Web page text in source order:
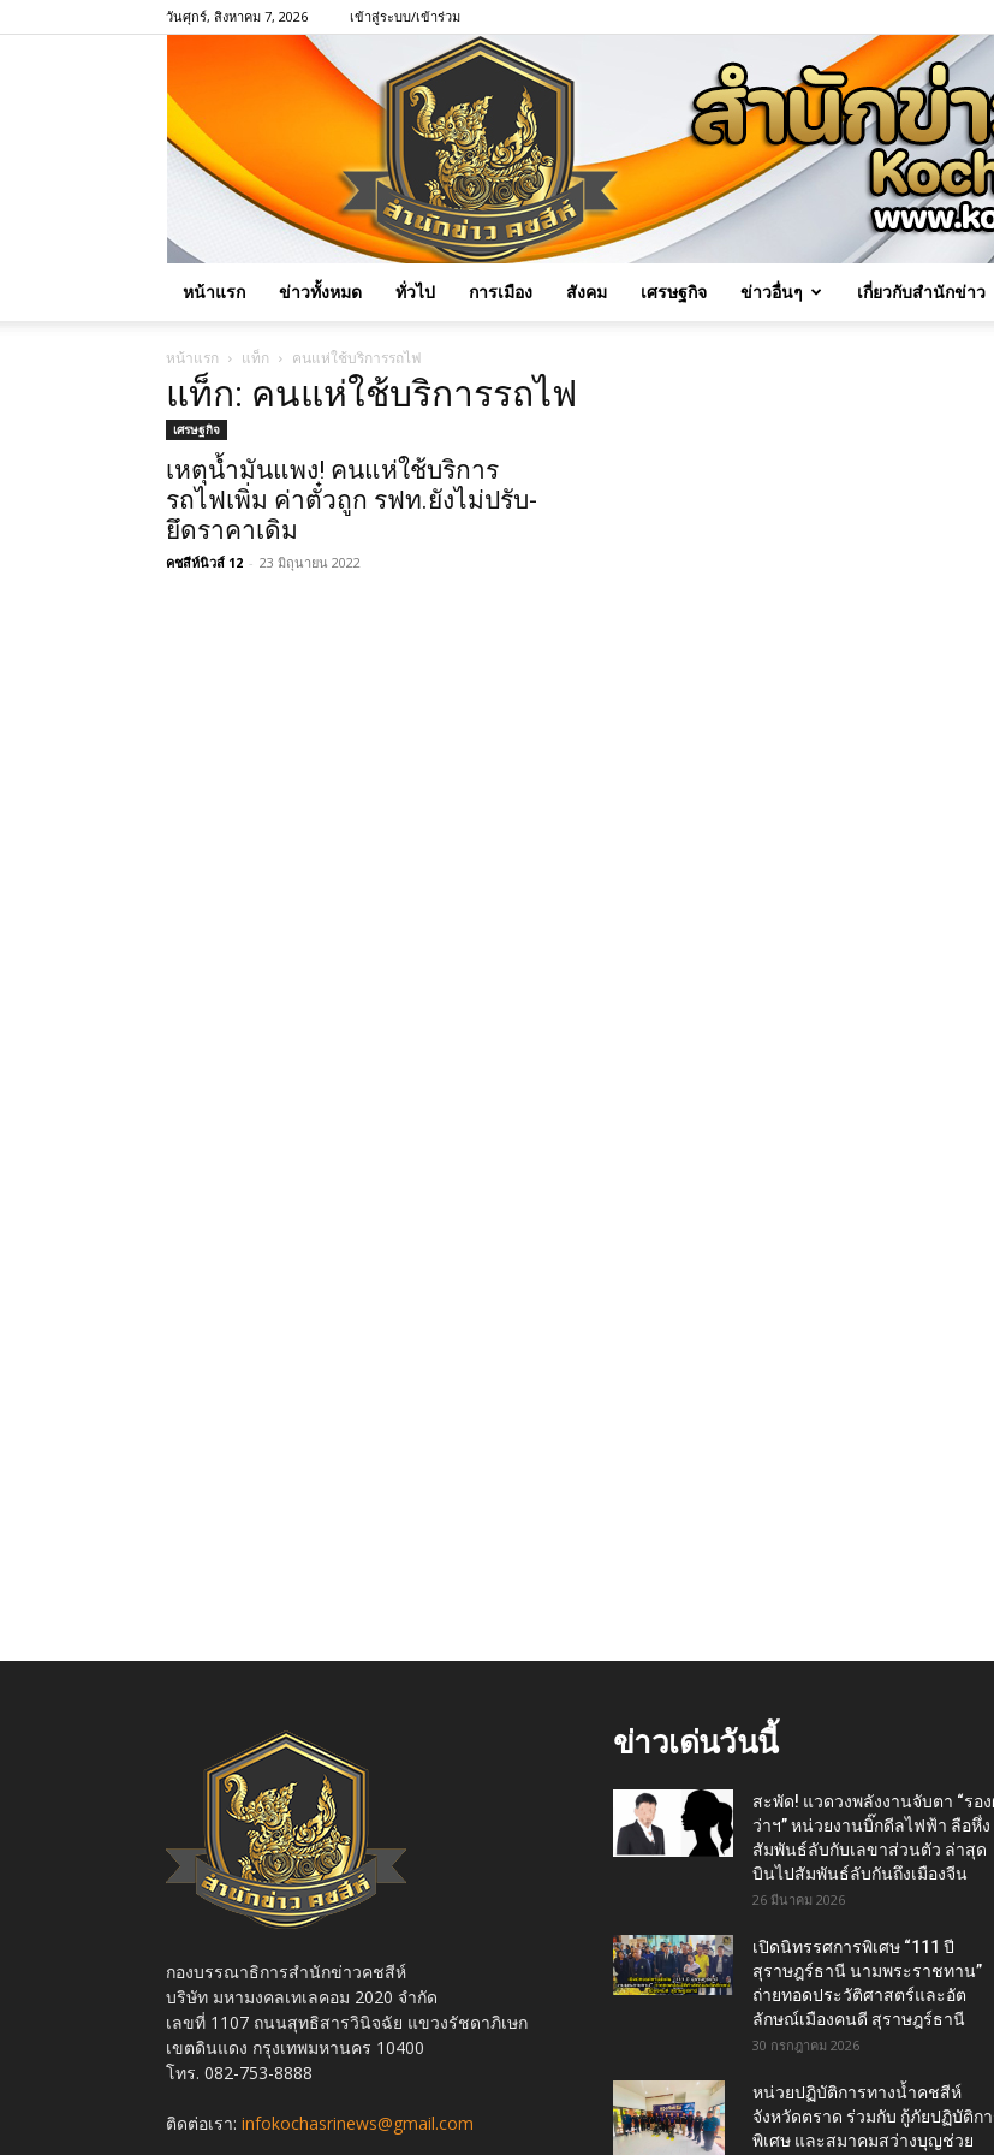
วันศุกร์, สิงหาคม 7, 2026 เข้าสู่ระบบ/เข้าร่วม
หน้าแรก ข่าวทั้งหมด ทั่วไป การเมือง สังคม เศรษฐกิจ ข่าวอื่นๆ เกี่ยวกับสำนักข่าว
หน้าแรก แท็ก คนแห่ใช้บริการรถไฟ
แท็ก: คนแห่ใช้บริการรถไฟ
เศรษฐกิจ
เหตุน้ำมันแพง! คนแห่ใช้บริการ
รถไฟเพิ่ม ค่าตั๋วถูก รฟท.ยังไม่ปรับ-
ยึดราคาเดิม
คชสีห์นิวส์ 12 - 23 มิถุนายน 2022
กองบรรณาธิการสำนักข่าวคชสีห์
บริษัท มหามงคลเทเลคอม 2020 จำกัด
เลขที่ 1107 ถนนสุทธิสารวินิจฉัย แขวงรัชดาภิเษก
เขตดินแดง กรุงเทพมหานคร 10400
โทร. 082-753-8888
ติดต่อเรา: infokochasrinews@gmail.com
ข่าวเด่นวันนี้
สะพัด! แวดวงพลังงานจับตา “รอง
ว่าฯ” หน่วยงานบิ๊กดีลไฟฟ้า ลือหึ่ง
สัมพันธ์ลับกับเลขาส่วนตัว ล่าสุด
บินไปสัมพันธ์ลับกันถึงเมืองจีน
26 มีนาคม 2026
เปิดนิทรรศการพิเศษ “111 ปี
สุราษฎร์ธานี นามพระราชทาน”
ถ่ายทอดประวัติศาสตร์และอัต
ลักษณ์เมืองคนดี สุราษฎร์ธานี
30 กรกฎาคม 2026
หน่วยปฏิบัติการทางน้ำคชสีห์
จังหวัดตราด ร่วมกับ กู้ภัยปฏิบัติก
พิเศษ และสมาคมสว่างบุญช่วย